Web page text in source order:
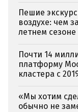
Пешие
воздухе: чем
летнем сезоне
Почти 14
платформу
кластера с
«Мы хотим
обычно не